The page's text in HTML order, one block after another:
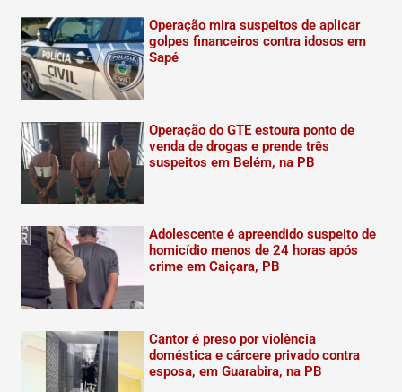
Operação mira suspeitos de aplicar
golpes financeiros contra idosos em
Sapé
Operação do GTE estoura ponto de
venda de drogas e prende três
suspeitos em Belém, na PB
Adolescente é apreendido suspeito de
homicídio menos de 24 horas após
crime em Caiçara, PB
Cantor é preso por violência
doméstica e cárcere privado contra
esposa, em Guarabira, na PB